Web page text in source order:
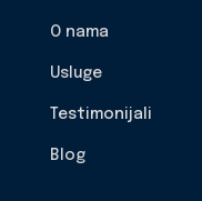
O nama
Usluge
Testimonijali
Blog